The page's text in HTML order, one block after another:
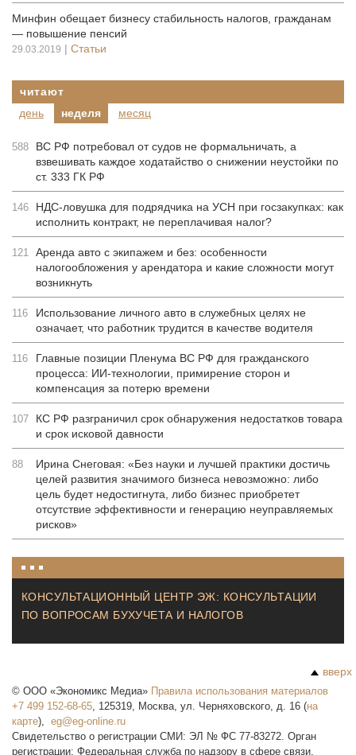
Минфин обещает бизнесу стабильность налогов, гражданам
— повышение пенсий
29.03.2019 | Статьи
читают
день
неделя месяц
588
ВС РФ потребовал от судов не формальничать, а
взвешивать каждое ходатайство о снижении неустойки по
ст. 333 ГК РФ
146
НДС-ловушка для подрядчика на УСН при госзакупках: как
исполнить контракт, не переплачивая налог?
121 Аренда авто с экипажем и без: особенности
налогообложения у арендатора и какие сложности могут
возникнуть
116
Использование личного авто в служебных целях не
означает, что работник трудится в качестве водителя
116
Главные позиции Пленума ВС РФ для гражданского
процесса: ИИ-технологии, примирение сторон и
компенсация за потерю времени
107
КС РФ разграничил срок обнаружения недостатков товара
и срок исковой давности
88
Ирина Снеговая: «Без науки и лучшей практики достичь
целей развития значимого бизнеса невозможно: либо
цель будет недостигнута, либо бизнес приобретет
отсутствие эффективности и генерацию неуправляемых
рисков»
КОНСУЛЬТАЦИОННЫЙ ЦЕНТР ЭЖ: КОНСУЛЬТАЦИИ
ПО ВОПРОСАМ БУХУЧЕТА И НАЛОГОВ
вверх
© ООО «Экономикс Медиа» Правила использования материалов
+7 499 152-68-65, 125319, Москва, ул. Черняховского, д. 16 (на
карте),
Свидетельство о регистрации СМИ: ЭЛ № ФС 77-83272. Орган
регистрации: Федеральная служба по надзору в сфере связи,